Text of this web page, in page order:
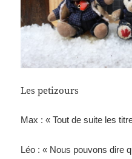
Les petizours
Max : « Tout de suite les
Léo : « Nous pouvons dire